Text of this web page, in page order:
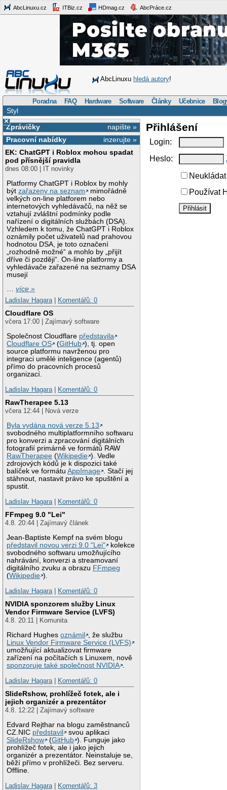
AbcLinuxu.cz ITBiz.cz HDmag.cz AbcPráce.cz
AbcLinuxu hledá autory!
Poradna FAQ Hardware Software Články Učebnice
Styl
×
napište »
Zprávičky
inzerujte »
Pracovní nabídky
EK: ChatGPT i Roblox mohou spadat
pod přísnější pravidla
dnes 08:00 | IT novinky
Platformy ChatGPT i Roblox by mohly
býtzařazeny na seznam
mimořádně
velkých on-line platforem nebo
internetových vyhledávačů, na něž se
vztahují zvláštní podmínky podle
nařízení o digitálních službách (DSA).
Vzhledem k tomu, že ChatGPT i Roblox
oznámily počet uživatelů nad prahovou
hodnotou DSA, je toto označení
„rozhodně možné“ a mohlo by „přijít
dříve či později“. On-line platformy a
vyhledávače zařazené na seznamy DSA
musejí
…více »
Ladislav Hagara
Komentářů: 0
Cloudflare OS
včera 17:00 | Zajímavý software
Společnost Cloudflare představila
Cloudflare OS
(GitHub ), tj. open
source platformu navrženou pro
integraci umělé inteligence (agentů)
přímo do pracovních procesů
organizací.
Ladislav Hagara
Komentářů: 0
RawTherapee 5.13
včera 12:44 | Nová verze
Byla vydána nová verze 5.13
svobodného multiplatformního softwaru
pro konverzi a zpracování digitálních
fotografií primárně ve formátů RAW
RawTherapee (Wikipedie ). Vedle
zdrojových kódů je k dispozici také
balíček ve formátuAppImage . Stačí jej
stáhnout, nastavit právo ke spuštění a
spustit.
Ladislav Hagara
Komentářů: 0
FFmpeg 9.0 "Lei"
4.8. 20:44 | Zajímavý článek
Jean-Baptiste Kempf na svém blogu
představil novou verzi 9.0 "Lei"
kolekce
svobodného softwaru umožňujícího
nahrávání, konverzi a streamovaní
digitálního zvuku a obrazu FFmpeg
(Wikipedie ).
Ladislav Hagara
Komentářů: 0
NVIDIA sponzorem služby Linux
Vendor Firmware Service (LVFS)
4.8. 20:11 | Komunita
Richard Hughesoznámil
, že službu
Linux Vendor Firmware Service (LVFS)
umožňující aktualizovat firmware
zařízení na počítačích s Linuxem, nově
sponzoruje také společnost NVIDIA .
Ladislav Hagara | Komentářů: 0
SlideRshow, prohlížeč fotek, ale i
jejich organizér a prezentátor
4.8. 12:22 | Zajímavý software
Edvard Rejthar na blogu zaměstnanců
CZ.NIC představil
svou aplikaci
SlideRshow
(GitHub ). Funguje jako
prohlížeč fotek, ale i jako jejich
organizér a prezentátor. Neinstaluje se,
běží přímo v prohlížeči. Bez serveru.
Offline.
Ladislav Hagara | Komentářů: 3
Přihlášení
Login:
Heslo:
Používat